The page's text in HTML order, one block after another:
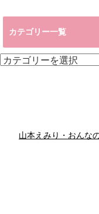
カテゴリー一覧
カ
山本えみり・おんな